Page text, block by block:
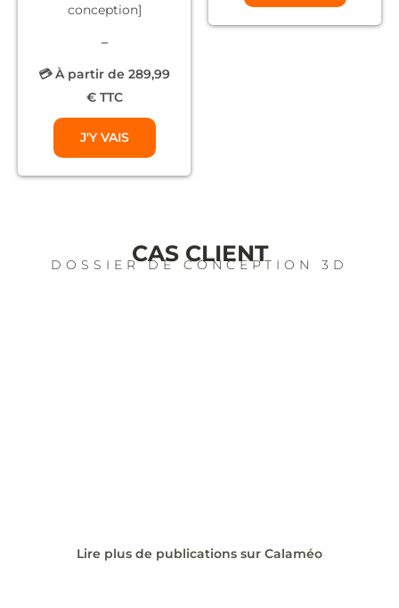
conception]
–
💳 À partir de 289,99
€ TTC
J'Y VAIS
CAS CLIENT
DOSSIER DE CONCEPTION 3D
Lire plus de publications sur Calaméo